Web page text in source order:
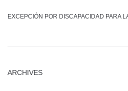
EXCEPCIÓN POR DISCAPACIDAD PARA
ARCHIVES